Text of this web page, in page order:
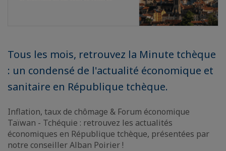
Tous les mois, retrouvez la Minute tchèque
: un condensé de l'actualité économique et
sanitaire en République tchèque.
Inflation, taux de chômage & Forum économique
Taïwan - Tchéquie : retrouvez les actualités
économiques en République tchèque, présentées par
notre conseiller Alban Poirier !